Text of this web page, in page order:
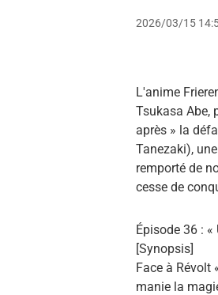
2026/03/15
L'anime
Tsukasa Abe,
après » la
Tanezaki),
remporté de
cesse de
Épisode 36 : «
[Synopsis]
Face à Révolt
manie la